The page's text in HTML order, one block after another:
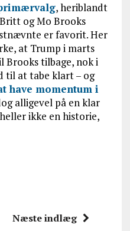
, heriblandt
og Mo Brooks
er favorit. Her
at Trump i marts
tilbage, nok i
til at tabe klart – og
have momentum i
alligevel på en klar
ikke en historie,
Næste indlæg